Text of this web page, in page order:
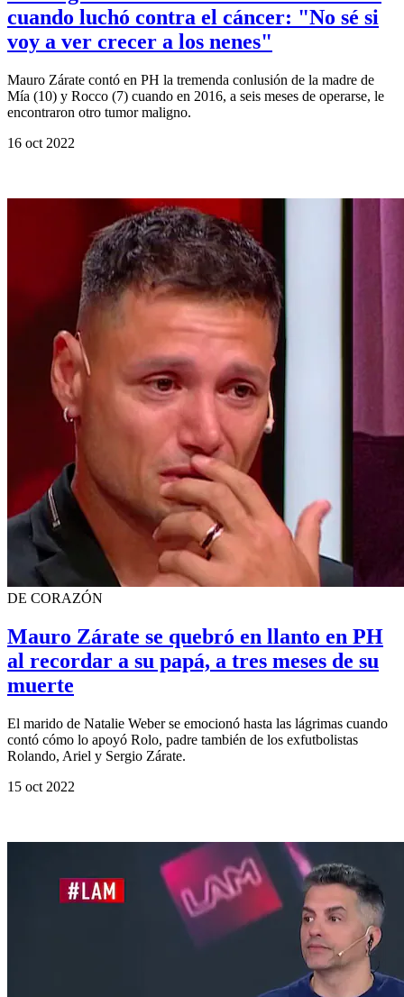
cuando luchó contra el cáncer: "No sé si
voy a ver crecer a los nenes"
Mauro Zárate contó en PH la tremenda conlusión de la madre de
Mía (10) y Rocco (7) cuando en 2016, a seis meses de operarse, le
encontraron otro tumor maligno.
16 oct 2022
DE CORAZÓN
Mauro Zárate se quebró en llanto en PH
al recordar a su papá, a tres meses de su
muerte
El marido de Natalie Weber se emocionó hasta las lágrimas cuando
contó cómo lo apoyó Rolo, padre también de los exfutbolistas
Rolando, Ariel y Sergio Zárate.
15 oct 2022